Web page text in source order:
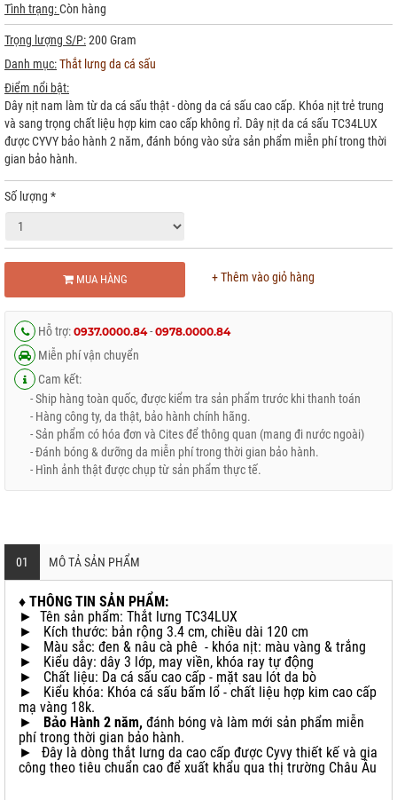
Tình trạng:Còn hàng
Trọng lượng S/P:200 Gram
Danh mục:Thắt lưng da cá sấu
Điểm nổi bật:
Dây nịt nam làm từ da cá sấu thật - dòng da cá sấu cao cấp. Khóa nịt trẻ trung
và sang trọng chất liệu hợp kim cao cấp không rỉ. Dây nịt da cá sấu TC34LUX
được CYVY bảo hành 2 năm, đánh bóng vào sửa sản phẩm miễn phí trong thời
gian bảo hành.
Số lượng *
MUA HÀNG + Thêm vào giỏ hàng
Hỗ trợ: 0937.0000.84- 0978.0000.84
Miễn phí vận chuyển
Cam kết:
- Ship hàng toàn quốc, được kiểm tra sản phẩm trước khi thanh toán
- Hàng công ty, da thật, bảo hành chính hãng.
- Sản phẩm có hóa đơn và Cites để thông quan (mang đi nước ngoài)
- Đánh bóng & dưỡng da miễn phí trong thời gian bảo hành.
- Hình ảnh thật được chụp từ sản phẩm thực tế.
01 MÔ TẢ SẢN PHẨM
♦ THÔNG TIN SẢN PHẨM:
► Tên sản phẩm: Thắt lưng TC34LUX
► Kích thước: bản rộng 3.4 cm, chiều dài 120 cm
► Màu sắc: đen & nâu cà phê - khóa nịt: màu vàng & trắng
► Kiểu dây: dây 3 lớp, may viền, khóa ray tự động
► Chất liệu: Da cá sấu cao cấp - mặt sau lót da bò
► Kiểu khóa: Khóa cá sấu bấm lổ - chất liệu hợp kim cao cấp
mạ vàng 18k.
►
Bảo Hành 2 năm, đánh bóng và làm mới sản phẩm miễn
phí trong thời gian bảo hành.
►
Đây là dòng thắt lưng da cao cấp được Cyvy thiết kế và gia
công theo tiêu chuẩn cao để xuất khẩu qua thị trường Châu Âu